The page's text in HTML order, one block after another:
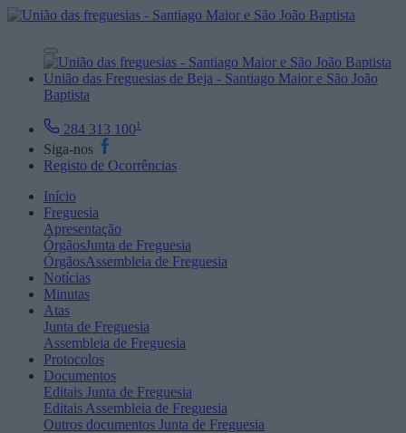
União das Freguesias de Beja - Santiago Maior e São João
Baptista
284 313 1001
Siga-nos
Registo de Ocorrências
Início
Freguesia
Apresentação
ÓrgãosJunta de Freguesia
ÓrgãosAssembleia de Freguesia
Notícias
Minutas
Atas
Junta de Freguesia
Assembleia de Freguesia
Protocolos
Documentos
Editais Junta de Freguesia
Editais Assembleia de Freguesia
Outros documentos Junta de Freguesia